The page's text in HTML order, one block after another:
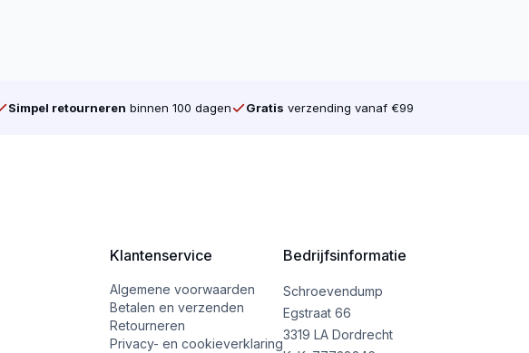
Simpel retourneren binnen 100 dagen Gratis verzending vanaf €99
Klantenservice
Algemene voorwaarden
Betalen en verzenden
Retourneren
Privacy- en cookieverklaring
Bedrijfsinformatie
Schroevendump
Egstraat 66
3319 LA Dordrecht